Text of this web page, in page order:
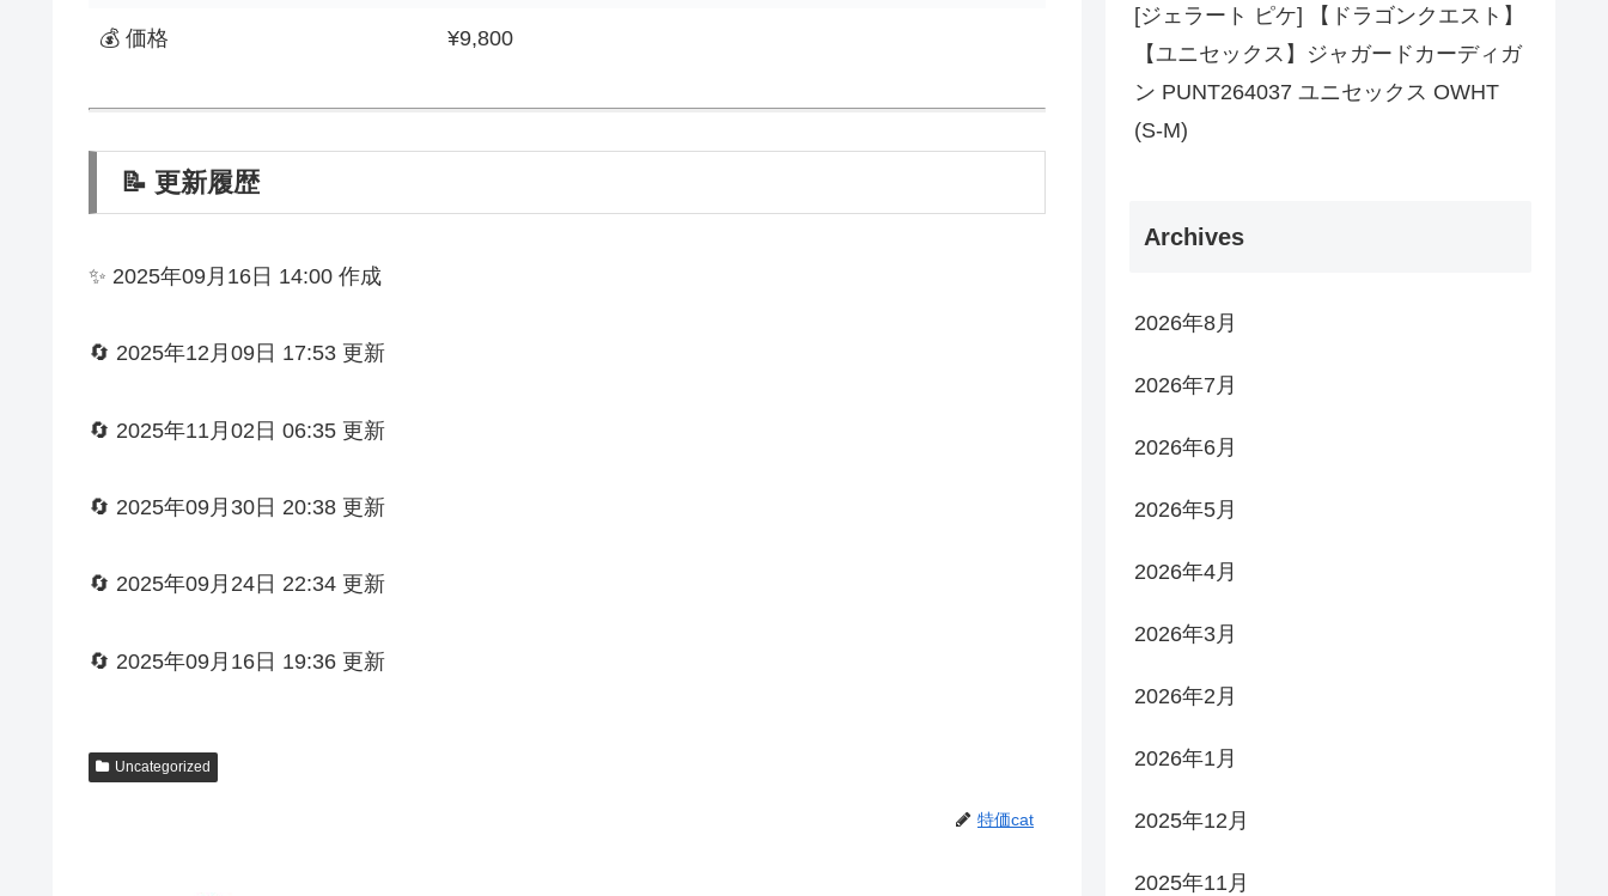
💰 価格 ¥9,800
📝 更新履歴
✨ 2025年09月16日 14:00 作成
🔄 2025年12月09日 17:53 更新
🔄 2025年11月02日 06:35 更新
🔄 2025年09月30日 20:38 更新
🔄 2025年09月24日 22:34 更新
🔄 2025年09月16日 19:36 更新
Uncategorized
特価cat
[ジェラート ピケ] 【ドラゴンクエスト】
【ユニセックス】ジャガードカーディガ
ン PUNT264037 ユニセックス OWHT
(S-M)
Archives
2026年8月
2026年7月
2026年6月
2026年5月
2026年4月
2026年3月
2026年2月
2026年1月
2025年12月
2025年11月